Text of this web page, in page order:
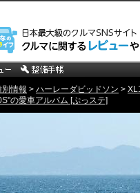
別情報 > ハーレーダビッドソン >
の愛車アルバム [ぷっステ]